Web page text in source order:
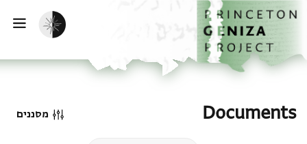
דילוג לתוכן
דף הבית
הפעלת מצב כהה
Documents מסננים